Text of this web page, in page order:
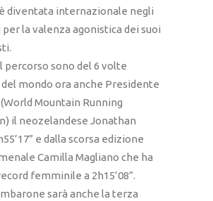
diventata internazionale negli
la valenza agonistica dei suoi
percorso sono del 6 volte
mondo ora anche Presidente
Mountain Running
il neozelandese Jonathan
e dalla scorsa edizione
Camilla Magliano che ha
femminile a 2h15’08”.
sarà anche la terza